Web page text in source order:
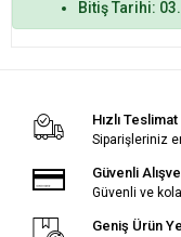
Bitiş Tarihi:
Hızlı Teslimat
Siparişleriniz
Güvenli
Güvenli ve
Geniş Ürün